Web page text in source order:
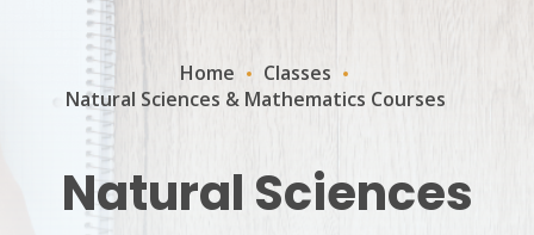
Home
Classes
Natural Sciences & Mathematics Courses
Natural Sciences